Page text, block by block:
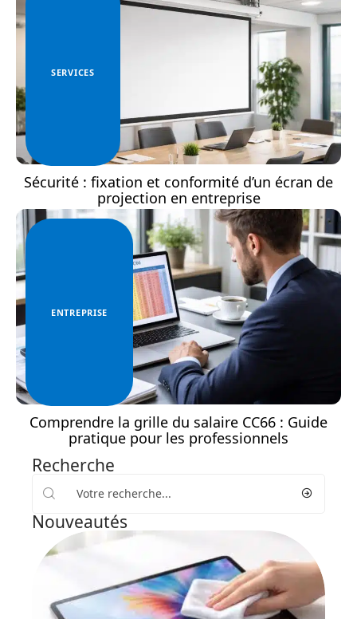
SERVICES
Sécurité : fixation et conformité d’un écran de
projection en entreprise
ENTREPRISE
Comprendre la grille du salaire CC66 : Guide
pratique pour les professionnels
Recherche
Nouveautés